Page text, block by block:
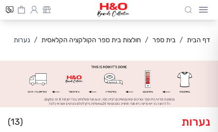
Cart
חיפוש
דף הבית / בית ספר / חולצות בית ספר הקולקציה הקלאסית / נערות
נערות (13)